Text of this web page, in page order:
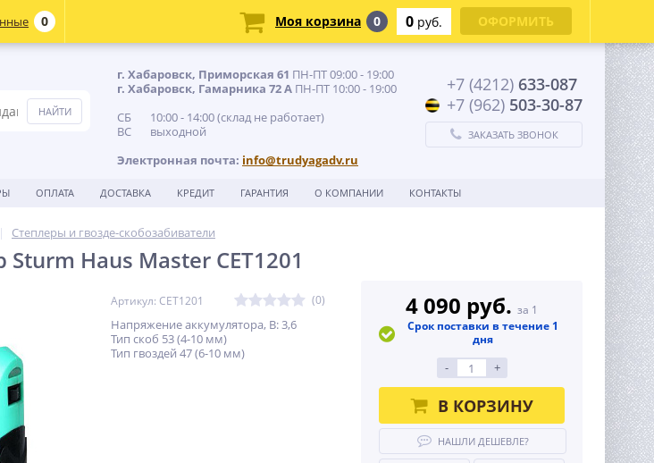
г. Хабаровск, Приморская 61 ПН-ПТ 09:00 - 19:00
г. Хабаровск, Гамарника 72 А ПН-ПТ 10:00 - 19:00
СБ 10:00 - 14:00 (склад не работает)
ВС выходной
Электронная почта: info@trudyagadv.ru
+7 (4212) 633-087
+7 (962) 503-30-87
ЗАКАЗАТЬ ЗВОНОК
ОПЛАТА ДОСТАВКА КРЕДИТ ГАРАНТИЯ О КОМПАНИИ КОНТАКТЫ
Степлеры и гвозде-скобозабиватели
Haus Master CET1201
Артикул: CET1201 (0)
Напряжение аккумулятора, В: 3,6
Тип скоб 53 (4-10 мм)
Тип гвоздей 47 (6-10 мм)
4 090 руб. за 1
Срок поставки в течение 1
дня
- +
В КОРЗИНУ
НАШЛИ ДЕШЕВЛЕ?
0 Моя корзина 0 0 руб. ОФОРМИТЬ